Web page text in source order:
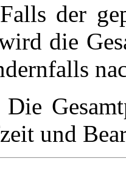
der
die
und